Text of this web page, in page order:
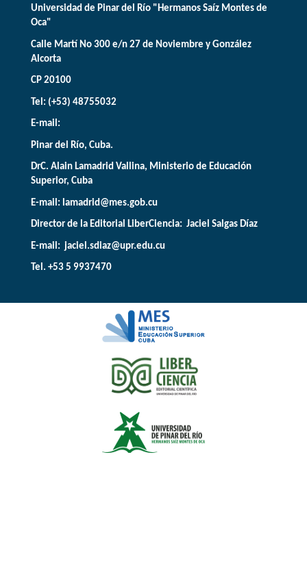
Universidad de Pinar del Río "Hermanos Saíz Montes de
Oca"
Calle Martí No 300 e/n 27 de Noviembre y González
Alcorta
CP 20100
Tel: (+53) 48755032
E-mail:
Pinar del Río, Cuba.
DrC. Alain Lamadrid Vallina, Ministerio de Educación
Superior, Cuba
E-mail: lamadrid@mes.gob.cu
Director de la Editorial LiberCiencia: Jaciel Salgas Díaz
E-mail: jaciel.sdiaz@upr.edu.cu
Tel. +53 5 9937470